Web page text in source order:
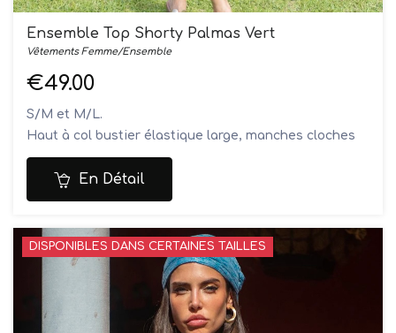
Ensemble Top Shorty Palmas Vert
Vêtements Femme/Ensemble
€49.00
S/M et M/L.
Haut à col bustier élastique large, manches cloches
très amples finition volant, short élastiqyé à la taille
avec liens fantaisie
Le mannequin mesure 1M70 et porte une taille S/M
Lavage à la main
En Détail
DISPONIBLES DANS CERTAINES TAILLES